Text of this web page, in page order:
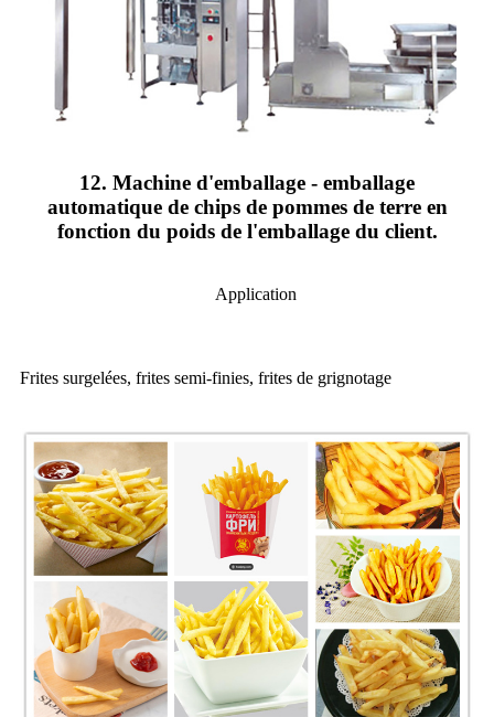
12. Machine d'emballage - emballage
automatique de chips de pommes de terre en
fonction du poids de l'emballage du client.
Application
Frites surgelées, frites semi-finies, frites de grignotage